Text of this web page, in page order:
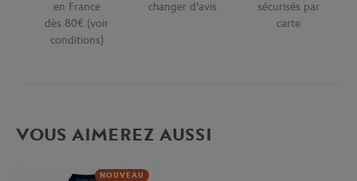
en France
dès 80€ (voir
conditions)
changer d'avis
sécurisés par
carte
VOUS AIMEREZ AUSSI
NOUVEAU